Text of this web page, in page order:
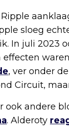
sloeg
In juli 2023
, ver onder
Circuit,
andere
. Alderoty